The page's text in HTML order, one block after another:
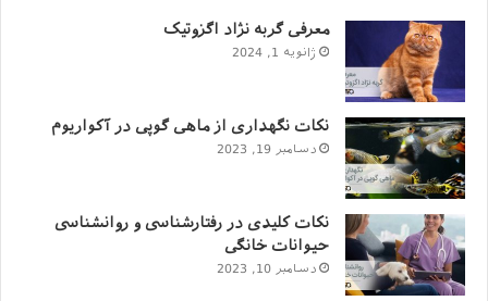
غذای صنعتی به سه دسته کلی تقسیم می‌گردد:
خشک
مرطوب
کنسرو شده
مصرف هرکدام از آنها براساس مواردی که نام خواهیم
برد، برای او متغیر است.
سن
معرفی گربه نژاد اگزوتیک
ژانویه 1, 2024
نکات نگهداری از ماهی گوپی در آکواریوم
دسامبر 19, 2023
نکات کلیدی در رفتارشناسی و روانشناسی
حیوانات خانگی
دسامبر 10, 2023